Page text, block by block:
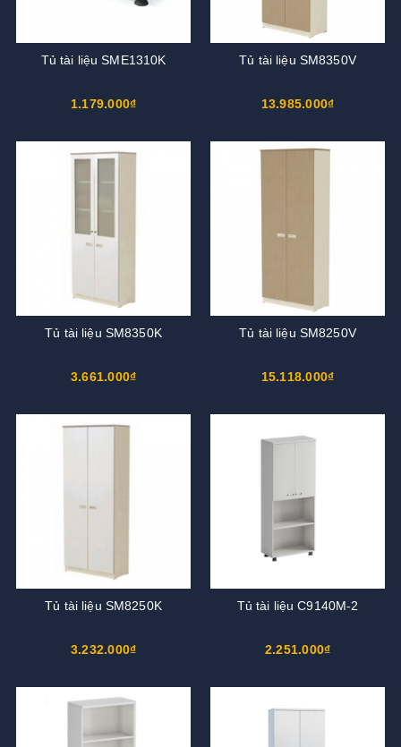
Tủ tài liệu SME1310K
1.179.000₫
Tủ tài liệu SM8350V
13.985.000₫
Tủ tài liệu SM8350K
3.661.000₫
Tủ tài liệu SM8250V
15.118.000₫
Tủ tài liệu SM8250K
3.232.000₫
Tủ tài liệu C9140M-2
2.251.000₫